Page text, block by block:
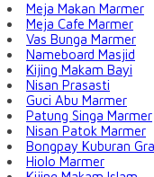
Meja Makan Marmer
Meja Cafe Marmer
Vas Bunga Marmer
Nameboard Masjid
Kijing Makam Bayi
Nisan Prasasti
Guci Abu Marmer
Patung Singa Marmer
Nisan Patok Marmer
Bongpay Kuburan
Hiolo Marmer